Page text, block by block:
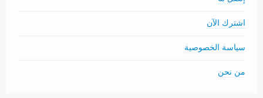
اشترك الآن
سياسة الخصوصية
من نحن